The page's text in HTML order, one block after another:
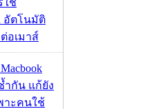
ใช้
อัตโนมัติ
อเมาส์
ำกัน แก้ยัง
าะคนใช้